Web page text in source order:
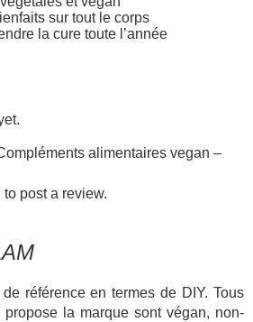
sur tout le corps
la cure toute l’année
alimentaires vegan –
to post a review.
référence en termes de DIY. Tous
propose la marque sont végan, non-